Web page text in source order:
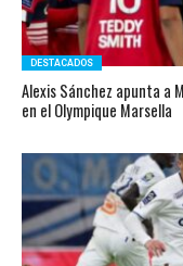
DESTACADOS
Alexis Sánchez apunta a
en el Olympique Marsella